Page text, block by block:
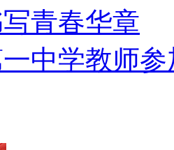
青春华章
中学教师